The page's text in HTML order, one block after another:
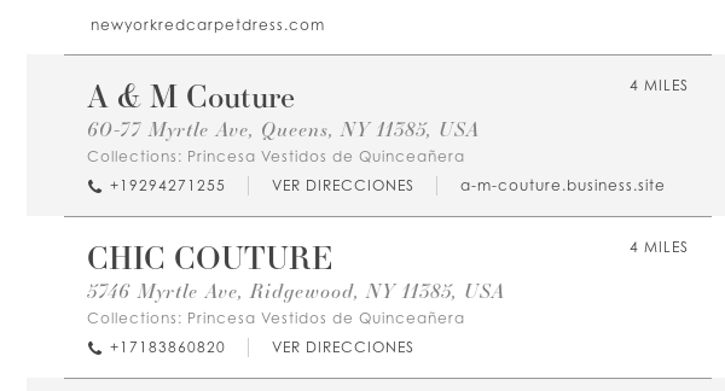
newyorkredcarpetdress.com
4 MILES
A & M Couture
60-77 Myrtle Ave, Queens, NY 11385, USA
Collections: Princesa Vestidos de Quinceañera
+19294271255
VER DIRECCIONES a-m-couture.business.site
4 MILES
CHIC COUTURE
5746 Myrtle Ave, Ridgewood, NY 11385, USA
Collections: Princesa Vestidos de Quinceañera
+17183860820
VER DIRECCIONES